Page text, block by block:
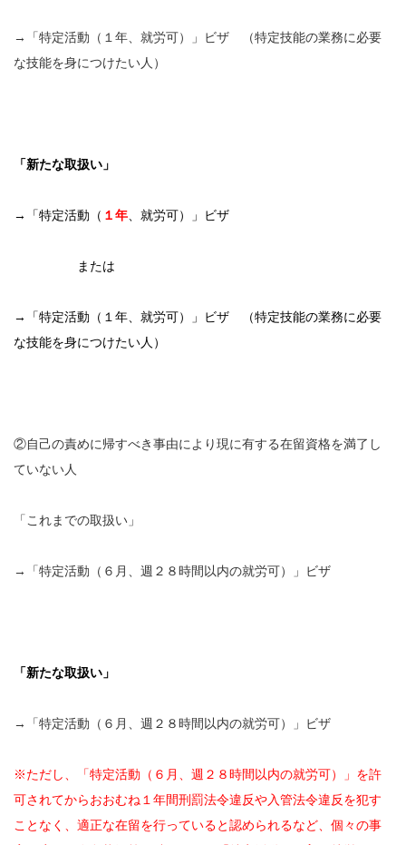
→「特定活動（１年、就労可）」ビザ （特定技能の業務に必要
な技能を身につけたい人）
「新たな取扱い」
→「特定活動（ １年 、就労可）」ビザ
または
→「特定活動（１年、就労可）」ビザ （特定技能の業務に必要
な技能を身につけたい人）
②自己の責めに帰すべき事由により現に有する在留資格を満了し
ていない人
「これまでの取扱い」
→「特定活動（６月、週２８時間以内の就労可）」ビザ
「新たな取扱い」
→「特定活動（６月、週２８時間以内の就労可）」ビザ
※ただし、「特定活動（６月、週２８時間以内の就労可）」を許
可されてからおおむね１年間刑罰法令違反や入管法令違反を犯す
ことなく、適正な在留を行っていると認められるなど、個々の事